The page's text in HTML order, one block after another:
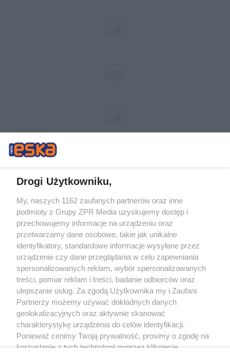
Żaden utwór zamieszczony w serwisie nie może być powielany i
rozpowszechniany lub dalej rozpowszechniany w jakikolwiek sposób (w
tym także elektroniczny lub mechaniczny) na jakimkolwiek polu
eksploatacji w jakiejkolwiek formie, włącznie z umieszczaniem w Internecie
bez pisemnej zgody właściciela praw. Jakiekolwiek użycie lub
wykorzystanie utworów w całości lub w części z naruszeniem prawa, tzn.
bez właściwej zgody, jest zabronione pod groźbą kary i może być ścigane
prawnie.
O nas
Drogi Użytkowniku,
My, naszych 1162 zaufanych partnerów oraz inne
podmioty z Grupy ZPR Media uzyskujemy dostęp i
przechowujemy informacje na urządzeniu oraz
przetwarzamy dane osobowe, takie jak unikalne
identyfikatory, standardowe informacje wysyłane przez
urządzenie czy dane przeglądania w celu zapewniania
spersonalizowanych reklam, wybór spersonalizowanych
treści, pomiar reklam i treści, badanie odbiorców oraz
ulepszanie usług. Za zgodą Użytkownika my i Zaufani
Partnerzy możemy używać dokładnych danych
geolokalizacyjnych oraz aktywnie skanować
charakterystykę urządzenia do celów identyfikacji.
Ponieważ cenimy Twoją prywatność, prosimy o zgodę na
korzystanie z tych technologii poprzez kliknięcie